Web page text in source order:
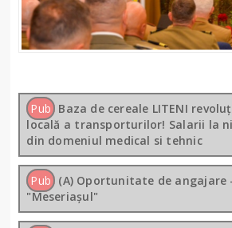
Pub Baza de cereale LITENI
locală a transporturilor! Salarii la
din domeniul medical si tehnic
Pub (A) Oportunitate de angajare
"Meseriașul"